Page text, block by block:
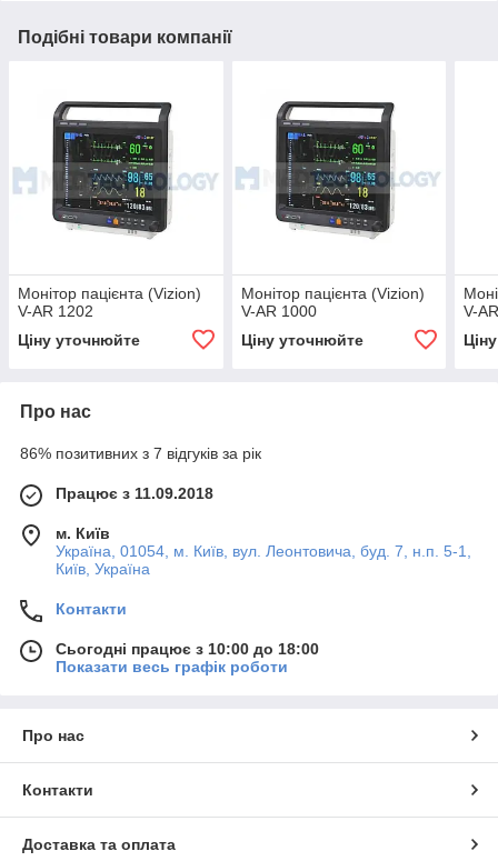
Подібні товари компанії
Монітор пацієнта (Vizion)
V-AR 1202
Ціну уточнюйте
Монітор пацієнта (Vizion)
V-AR 1000
Ціну уточнюйте
V-
Про нас
86% позитивних з 7 відгуків за рік
Працює з 11.09.2018
м. Київ
Україна, 01054, м. Київ, вул. Леонтовича, буд. 7, н.п. 5-1,
Київ, Україна
Контакти
Сьогодні працює з 10:00 до 18:00
Показати весь графік роботи
Про нас
Контакти
Доставка та оплата